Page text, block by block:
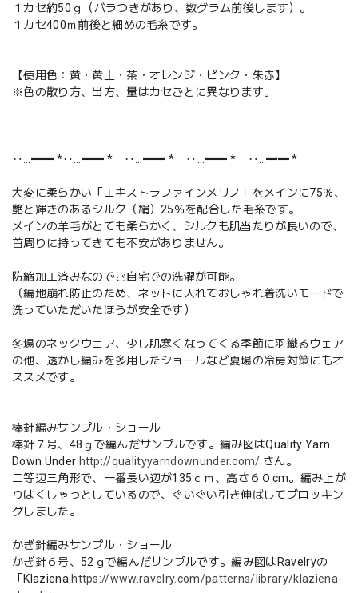
１カセ約50ｇ（バラつきがあり、数グラム前後します）。
１カセ400ｍ前後と細めの毛糸です。
【使用色：黄・黄土・茶・オレンジ・ピンク・朱赤】
※色の散り方、出方、量はカセごとに異なります。
‥…━━ *‥…━━ * ‥…━━ * ‥…━━ * ‥…━━ *
大変に柔らかい「エキストラファインメリノ」をメインに75％、
艶と輝きのあるシルク（絹）25％を配合した毛糸です。
メインの羊毛がとても柔らかく、シルクも肌当たりが良いので、
首周りに持ってきても不安がありません。
防縮加工済みなのでご自宅での洗濯が可能。
（編地崩れ防止のため、ネットに入れておしゃれ着洗いモードで
洗っていただいたほうが安全です）
冬場のネックウェア、少し肌寒くなってくる季節に羽織るウェア
の他、透かし編みを多用したショールなど夏場の冷房対策にもオ
ススメです。
棒針編みサンプル・ショール
棒針７号、48ｇで編んだサンプルです。編み図はQuality Yarn
Down Under http://qualityyarndownunder.com/ さん。
二等辺三角形で、一番長い辺が135ｃｍ、高さ６０cm。編み上が
りはくしゃっとしているので、ぐいぐい引き伸ばしてブロッキン
グしました。
かぎ針編みサンプル・ショール
かぎ針６号、52ｇで編んだサンプルです。編み図はRavelryの
「Klaziena https://www.ravelry.com/patterns/library/klaziena-